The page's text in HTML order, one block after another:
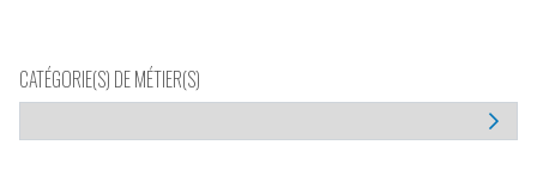
CATÉGORIE(S) DE MÉTIER(S)